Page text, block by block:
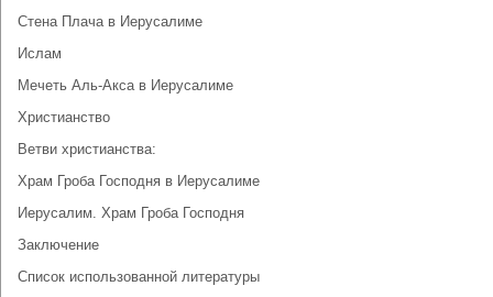
Стена Плача в Иерусалиме
Ислам
Мечеть Аль-Акса в Иерусалиме
Христианство
Ветви христианства:
Храм Гроба Господня в Иерусалиме
Иерусалим. Храм Гроба Господня
Заключение
Список использованной литературы